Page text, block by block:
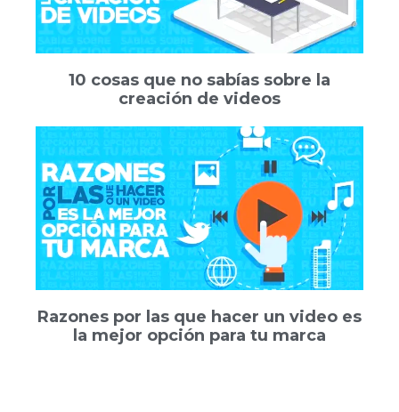
10 cosas que no sabías sobre la
creación de videos
Razones por las que hacer un video es
la mejor opción para tu marca